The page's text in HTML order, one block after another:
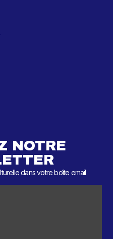
NOTRE
dans votre boîte email